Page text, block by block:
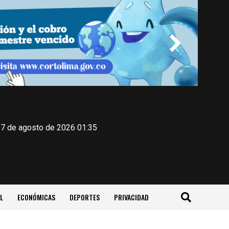
de agosto de 2026 01:35
ECONÓMICAS DEPORTES PRIVACIDAD